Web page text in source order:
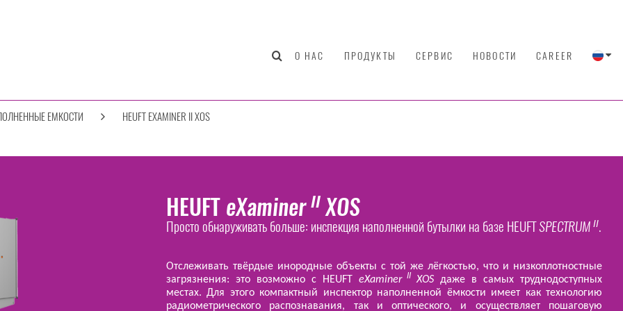
О НАС ПРОДУКТЫ СЕРВИС НОВОСТИ CAREER
ЕМКОСТИ HEUFT EXAMINER II XOS
HEUFT eXaminer II XOS
Просто обнаруживать больше: инспекция наполненной бутылки на базе HEUFTSPECTRUM II.
Отслеживать твёрдые инородные объекты с той же лёгкостью, что и низкоплотностные
загрязнения: это возможно с HEUFT eXaminerII XOS даже в самых труднодоступных
местах. Для этого компактный инспектор наполненной ёмкости имеет как технологию
радиометрического распознавания, так и оптического, и осуществляет пошаговую